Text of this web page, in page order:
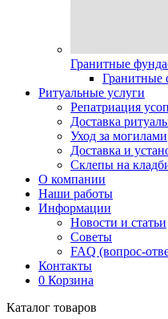
Гранитные
Гранитные
Ритуальные услуги
Репатриация
Доставка
Уход за могилами
Доставка и
Склепы на
О компании
Наши работы
Информации
Новости и статьи
Советы
FAQ (вопрос-
Контакты
0 Корзина
Каталог товаров